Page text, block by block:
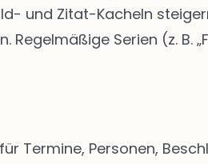
und Zitat-Kacheln
Serien (z. B.
Termine, Personen,